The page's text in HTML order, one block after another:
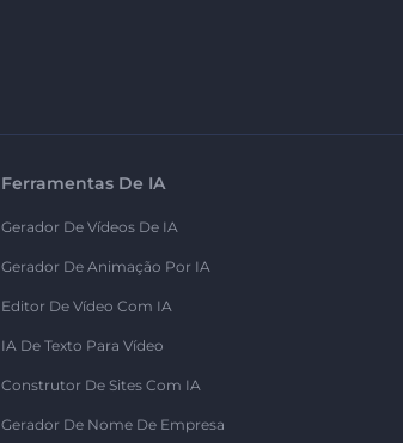
Ferramentas De IA
Gerador De Vídeos De IA
Gerador De Animação Por IA
Editor De Vídeo Com IA
IA De Texto Para Vídeo
Construtor De Sites Com IA
Gerador De Nome De Empresa